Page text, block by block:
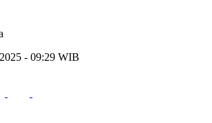
- 09:29 WIB